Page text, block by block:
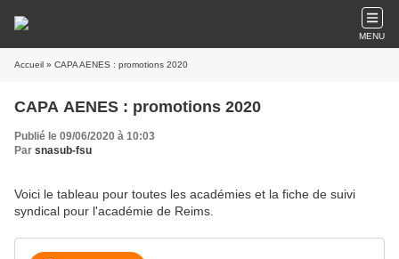
MENU
Accueil » CAPA AENES : promotions 2020
CAPA AENES : promotions 2020
Publié le 09/06/2020 à 10:03
Par snasub-fsu
Voici le tableau pour toutes les académies et la fiche de suivi
syndical pour l'académie de Reims.